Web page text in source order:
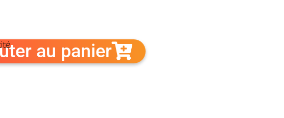
au panier